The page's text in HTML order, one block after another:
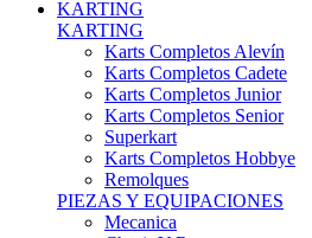
Karts Completos Alevín
Karts Completos Cadete
Karts Completos Junior
Karts Completos Senior
Superkart
Karts Completos Hobbye
Remolques
PIEZAS Y EQUIPACIONES
Mecanica
Chasis Y Repuestos